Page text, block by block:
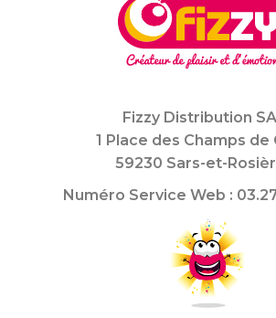
Fizzy Distribution
1 Place des Champs de
59230 Sars-et-
Numéro Service Web :